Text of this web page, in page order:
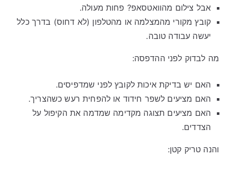
אבל צילום מהוואטסאפ? פחות מעולה.
קובץ מקורי מהמצלמה או מהטלפון (לא דחוס) בדרך כלל
יעשה עבודה טובה.
מה לבדוק לפני ההדפסה:
האם יש בדיקת איכות לקובץ לפני שמדפיסים.
האם מציעים לשפר חידוד או להפחית רעש כשהצריך.
האם מציעים תצוגה מקדימה שמדמה את הקיפול על
הצדדים.
והנה טריק קטן: